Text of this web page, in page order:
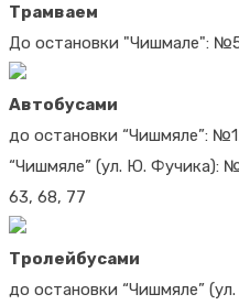
Трамваем
До остановки "Чишмале":
Автобусами
до остановки “Чишмяле”:
“Чишмяле” (ул. Ю. Фучика):
63, 68, 77
Тролейбусами
до остановки “Чишмяле”